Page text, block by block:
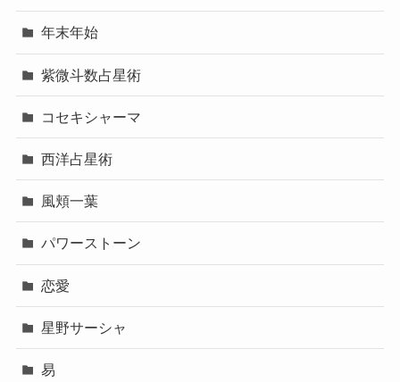
年末年始
紫微斗数占星術
コセキシャーマ
西洋占星術
風頬一葉
パワーストーン
恋愛
星野サーシャ
易